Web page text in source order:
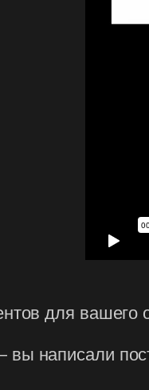
для вашего
написали